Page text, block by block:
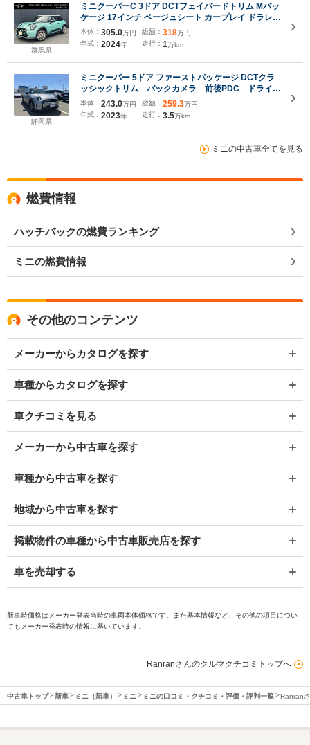
群馬県
ミニクーパーC 3ドア DCTフェイバードトリム Mパッ
ケージ 17インチ ベージュシート カープレイ ドラレコ
ハーマンカードンスピーカー
本体： 305.0万円
年式： 2024年
総額： 318万円
走行： 1万km
静岡県
ミニクーパー 5ドア ファーストパッケージ DCTクラ
ッシックトリム バックカメラ 前後PDC ドライブ
レコーダー シートヒーター
本体： 243.0万円
年式： 2023年
総額： 259.3万円
走行： 3.5万km
ミニの中古車全てを見る
燃費情報
ハッチバックの燃費ランキング
ミニの燃費情報
その他のコンテンツ
メーカーからカタログを探す
車種からカタログを探す
車クチコミを見る
メーカーから中古車を探す
車種から中古車を探す
地域から中古車を探す
掲載物件の車種から中古車販売店を探す
車を売却する
新車時価格はメーカー発表当時の車両本体価格です。また基本情報など、その他の項目につい
てもメーカー発表時の情報に基いています。
Ranranさんのクルマクチコミトップへ
中古車トップ 新車 ミニ（新車） ミニ ミニの口コミ・クチコミ・評価・評判一覧 Ranran